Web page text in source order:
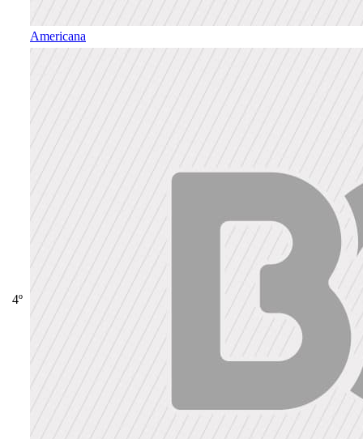
Americana
4º